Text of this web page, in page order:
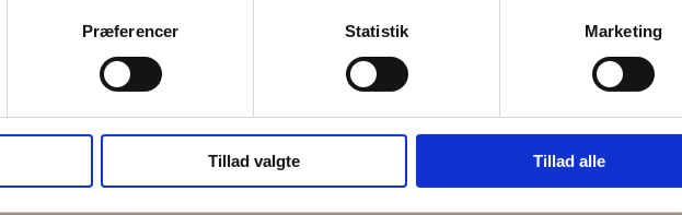
Præferencer Statistik Marketing
Tillad valgte Tillad alle
tekstiler.
charmerende, at du kan se, at tekstilerne har haft et tidligere liv.